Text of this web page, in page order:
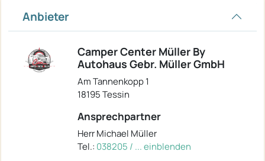
Anbieter
Camper Center Müller By
Autohaus Gebr. Müller GmbH
Am Tannenkopp 1
18195 Tessin
Ansprechpartner
Herr Michael Müller
Tel.: 038205 / ... einblenden